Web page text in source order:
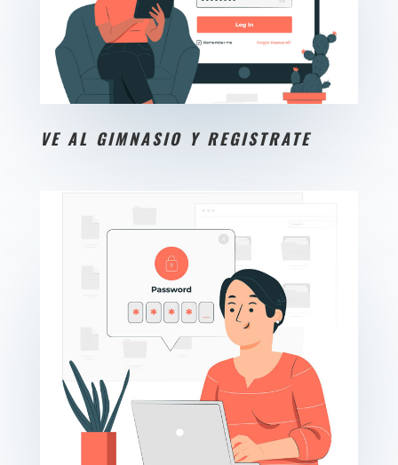
VE AL GIMNASIO Y REGISTRATE